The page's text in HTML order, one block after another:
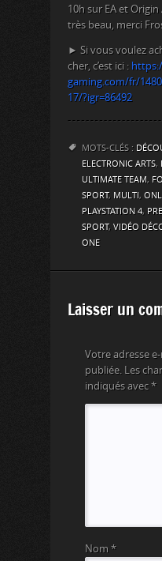
10h sur EA et
très beau, merci
► Si vous voulez
cher, c’est ici :
gaming.com/fr/
17/?igr=86492
MOTS-CLÉS :
ELECTRONIC ARTS,
ULTIMATE TEAM,
SPORT, MULTI,
PLAYSTATION 4,
SPORT, VIDÉO
ONE
Laisser un
Votre adresse
publiée.
Les
indiqués avec *
Nom *